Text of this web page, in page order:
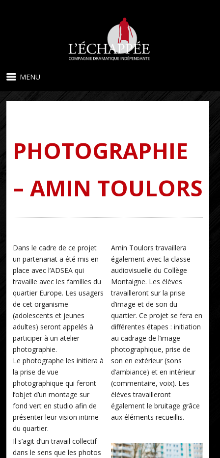
MENU
PHOTOGRAPHIE
– AMIN TOULORS
Dans le cadre de ce projet
un partenariat a été mis en
place avec l’ADSEA qui
travaille avec les familles du
quartier Europe. Les usagers
de cet organisme
(adolescents et jeunes
adultes) seront appelés à
participer à un atelier
photographie.
Le photographe les initiera à
la prise de vue
photographique qui feront
l’objet d’un montage sur
fond vert en studio afin de
présenter leur vision intime
du quartier.
Il s’agit d’un travail collectif
dans le sens que les photos
Amin Toulors travaillera
également avec la classe
audiovisuelle du Collège
Montaigne. Les élèves
travailleront sur la prise
d’image et de son du
quartier. Ce projet se fera en
différentes étapes : initiation
au cadrage de l’image
photographique, prise de
son en extérieur (sons
d’ambiance) et en intérieur
(commentaire, voix). Les
élèves travailleront
également le bruitage grâce
aux éléments recueillis.